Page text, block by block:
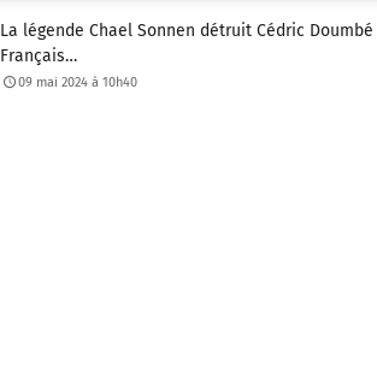
La légende Chael Sonnen détruit Cédric
Français…
09 mai 2024 à 10h40